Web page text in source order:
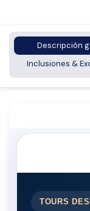
Descripción
Inclusiones &
TOURS